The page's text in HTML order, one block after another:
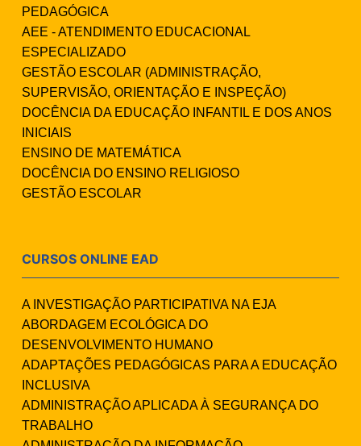
PEDAGÓGICA
AEE - ATENDIMENTO EDUCACIONAL
ESPECIALIZADO
GESTÃO ESCOLAR (ADMINISTRAÇÃO,
SUPERVISÃO, ORIENTAÇÃO E INSPEÇÃO)
DOCÊNCIA DA EDUCAÇÃO INFANTIL E DOS ANOS
INICIAIS
ENSINO DE MATEMÁTICA
DOCÊNCIA DO ENSINO RELIGIOSO
GESTÃO ESCOLAR
CURSOS ONLINE EAD
A INVESTIGAÇÃO PARTICIPATIVA NA EJA
ABORDAGEM ECOLÓGICA DO
DESENVOLVIMENTO HUMANO
ADAPTAÇÕES PEDAGÓGICAS PARA A EDUCAÇÃO
INCLUSIVA
ADMINISTRAÇÃO APLICADA À SEGURANÇA DO
TRABALHO